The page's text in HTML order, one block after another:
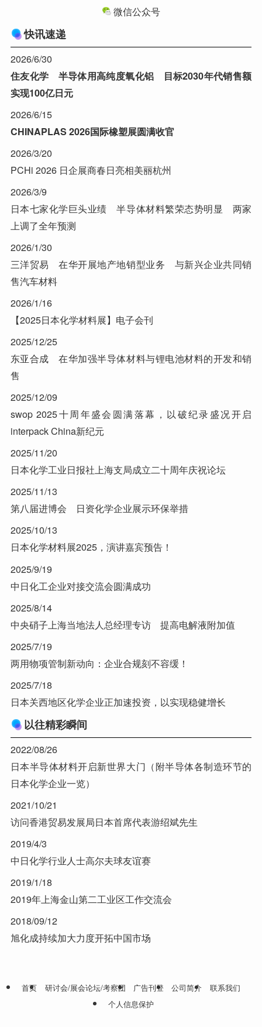
微信公众号
快讯速递
2026/6/30
住友化学 半导体用高纯度氧化铝 目标2030年代销售额
实现100亿日元
2026/6/15
CHINAPLAS 2026国际橡塑展圆满收官
2026/3/20
PCHi 2026 日企展商春日亮相美丽杭州
2026/3/9
日本七家化学巨头业绩 半导体材料繁荣态势明显 两家
上调了全年预测
2026/1/30
三洋贸易 在华开展地产地销型业务 与新兴企业共同销
售汽车材料
2026/1/16
【2025日本化学材料展】电子会刊
2025/12/25
东亚合成 在华加强半导体材料与锂电池材料的开发和销
售
2025/12/09
swop 2025十周年盛会圆满落幕，以破纪录盛况开启
interpack China新纪元
2025/11/20
日本化学工业日报社上海支局成立二十周年庆祝论坛
2025/11/13
第八届进博会 日资化学企业展示环保举措
2025/10/13
日本化学材料展2025，演讲嘉宾预告！
2025/9/19
中日化工企业对接交流会圆满成功
2025/8/14
中央硝子上海当地法人总经理专访 提高电解液附加值
2025/7/19
两用物项管制新动向：企业合规刻不容缓！
2025/7/18
日本关西地区化学企业正加速投资，以实现稳健增长
以往精彩瞬间
2022/08/26
日本半导体材料开启新世界大门（附半导体各制造环节的
日本化学企业一览）
2021/10/21
访问香港贸易发展局日本首席代表游绍斌先生
2019/4/3
中日化学行业人士高尔夫球友谊赛
2019/1/18
2019年上海金山第二工业区工作交流会
2018/09/12
旭化成持续加大力度开拓中国市场
首页 研讨会/展会论坛/考察团 广告刊登 公司简介
联系我们
个人信息保护